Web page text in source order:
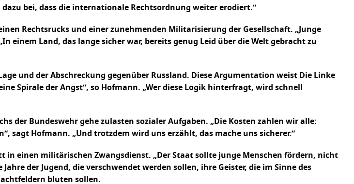
bei, dass die internationale Rechtsordnung weiter erodiert.“
Rechtsrucks und einer zunehmenden Militarisierung der Gesellschaft. „Junge
einem Land, das lange sicher war, bereits genug Leid über die Welt gebracht zu
und der Abschreckung gegenüber Russland. Diese Argumentation weist Die Linke
Spirale der Angst“, so Hofmann. „Wer diese Logik hinterfragt, wird schnell
der Bundeswehr gehe zulasten sozialer Aufgaben. „Die Kosten zahlen wir alle:
sagt Hofmann. „Und trotzdem wird uns erzählt, das mache uns sicherer.“
in einen militärischen Zwangsdienst. „Der Staat sollte junge Menschen fördern, nicht
der Jugend, die verschwendet werden sollen, ihre Geister, die im Sinne des
bluten sollen.